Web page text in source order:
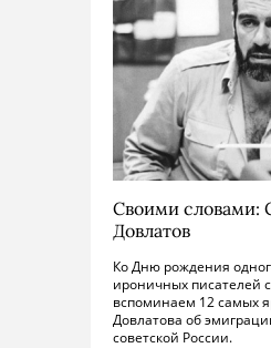
Своими словами:
Довлатов
Ко Дню рождения
ироничных писателей
вспоминаем 12 самых
Довлатова об
советской России.